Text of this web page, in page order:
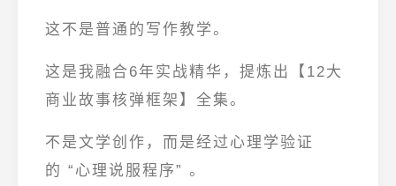
这不是普通的写作教学。
这是我融合6年实战精华，提炼出【12大
商业故事核弹框架】全集。
不是文学创作，而是经过心理学验证
的 “心理说服程序” 。